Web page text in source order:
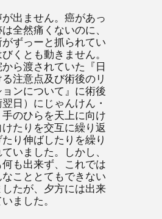
出ません。癌があっ
全然痛くないのに、
がずっーと抓られてい
くとも動きません。
ら渡されていた『日
注意点及び術後のリ
ンについて』に術後
日）にじゃんけん・
のひらを天上に向け
たりを交互に繰り返
り伸ばしたりを繰り
いました。しかし、
も出来ず、これでは
こととてもできない
したが、夕方には出来
ました。